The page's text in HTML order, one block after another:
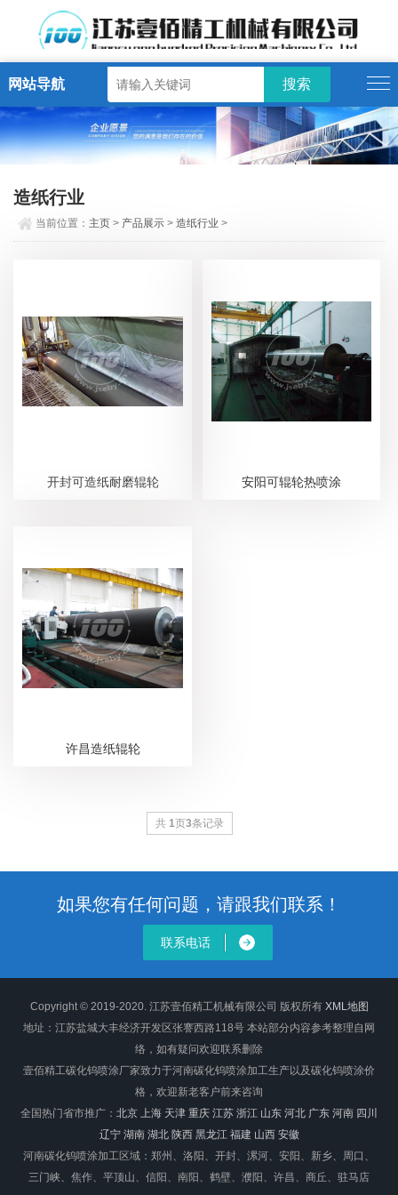
网站导航
造纸行业
当前位置： 主页 > 产品展示 >造纸行业 >
开封可造纸耐磨辊轮 安阳可辊轮热喷涂
许昌造纸辊轮
共 1页3条记录
如果您有任何问题，请跟我们联系！
联系电话
Copyright © 2019-2020. 江苏壹佰精工机械有限公司 版权所有 XML地图
地址：江苏盐城大丰经济开发区张謇西路118号 本站部分内容参考整理自网
络，如有疑问欢迎联系删除
壹佰精工碳化钨喷涂厂家致力于河南碳化钨喷涂加工生产以及碳化钨喷涂价
格，欢迎新老客户前来咨询
全国热门省市推广： 北京 上海 天津 重庆 江苏 浙江 山东 河北 广东 河南 四川
辽宁 湖南 湖北 陕西 黑龙江 福建 山西 安徽
河南碳化钨喷涂加工区域：郑州、洛阳、开封、漯河、安阳、新乡、周口、
三门峡、焦作、平顶山、信阳、南阳、鹤壁、濮阳、许昌、商丘、驻马店